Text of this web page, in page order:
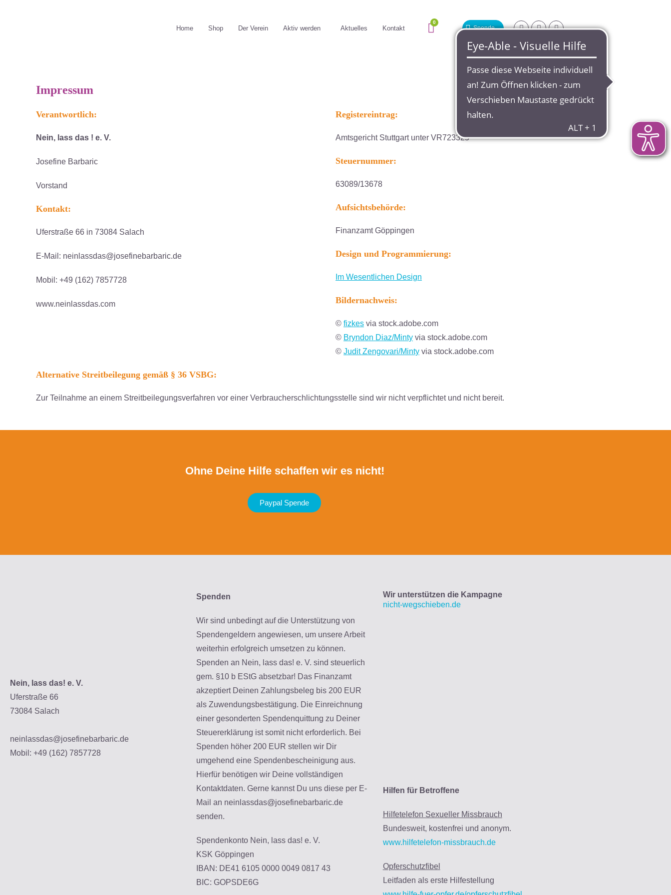
Home Shop Der Verein Aktiv werden Aktuelles Kontakt Spende
Impressum
Verantwortlich:
Nein, lass das ! e. V.
Josefine Barbaric
Vorstand
Kontakt:
Uferstraße 66 in 73084 Salach
E-Mail: neinlassdas@josefinebarbaric.de
Mobil: +49 (162) 7857728
www.neinlassdas.com
Registereintrag:
Amtsgericht Stuttgart unter VR723325
Steuernummer:
63089/13678
Aufsichtsbehörde:
Finanzamt Göppingen
Design und Programmierung:
Im Wesentlichen Design
Bildernachweis:
© fizkes via stock.adobe.com
© Bryndon Diaz/Minty via stock.adobe.com
© Judit Zengovari/Minty via stock.adobe.com
Alternative Streitbeilegung gemäß § 36 VSBG:
Zur Teilnahme an einem Streitbeilegungsverfahren vor einer Verbraucherschlichtungsstelle sind wir nicht verpflichtet und nicht bereit.
Ohne Deine Hilfe schaffen wir es nicht!
Paypal Spende
Nein, lass das! e. V.
Uferstraße 66
73084 Salach
neinlassdas@josefinebarbaric.de
Mobil: +49 (162) 7857728
Spenden
Wir sind unbedingt auf die Unterstützung von
Spendengeldern angewiesen, um unsere Arbeit
weiterhin erfolgreich umsetzen zu können.
Spenden an Nein, lass das! e. V. sind steuerlich
gem. §10 b EStG absetzbar! Das Finanzamt
akzeptiert Deinen Zahlungsbeleg bis 200 EUR
als Zuwendungsbestätigung. Die Einreichnung
einer gesonderten Spendenquittung zu Deiner
Steuererklärung ist somit nicht erforderlich. Bei
Spenden höher 200 EUR stellen wir Dir
umgehend eine Spendenbescheinigung aus.
Hierfür benötigen wir Deine vollständigen
Kontaktdaten. Gerne kannst Du uns diese per E-
Mail an neinlassdas@josefinebarbaric.de
senden.
Spendenkonto Nein, lass das! e. V.
KSK Göppingen
IBAN: DE41 6105 0000 0049 0817 43
BIC: GOPSDE6G
Wir unterstützen die Kampagne
nicht-wegschieben.de
Hilfen für Betroffene
Hilfetelefon Sexueller Missbrauch
Bundesweit, kostenfrei und anonym.
www.hilfetelefon-missbrauch.de
Opferschutzfibel
Leitfaden als erste Hilfestellung